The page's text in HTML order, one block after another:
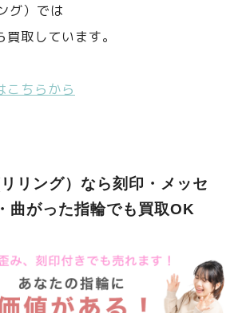
グ）では
買取しています。
こちらから
リング）なら刻印・メッセ
曲がった指輪でも買取OK